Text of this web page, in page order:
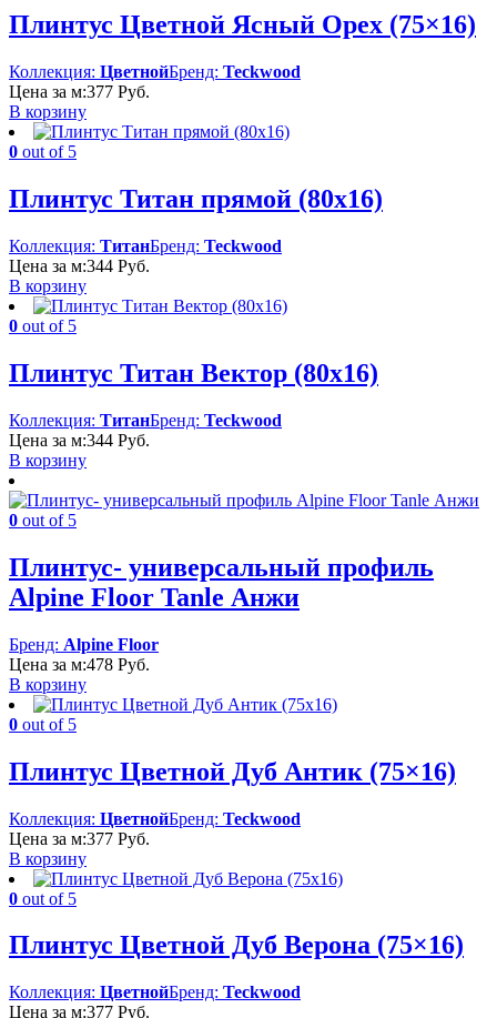
Плинтус Цветной Ясный Орех (75×16)
Коллекция: ЦветнойБренд: Teckwood
Цена за м:377 Руб.
В корзину
0 out of 5
Плинтус Титан прямой (80х16)
Коллекция: ТитанБренд: Teckwood
Цена за м:344 Руб.
В корзину
0 out of 5
Плинтус Титан Вектор (80х16)
Коллекция: ТитанБренд: Teckwood
Цена за м:344 Руб.
В корзину
0 out of 5
Плинтус- универсальный профиль
Alpine Floor Tanle Анжи
Бренд: Alpine Floor
Цена за м:478 Руб.
В корзину
0 out of 5
Плинтус Цветной Дуб Антик (75×16)
Коллекция: ЦветнойБренд: Teckwood
Цена за м:377 Руб.
В корзину
0 out of 5
Плинтус Цветной Дуб Верона (75×16)
Коллекция: ЦветнойБренд: Teckwood
Цена за м:377 Руб.